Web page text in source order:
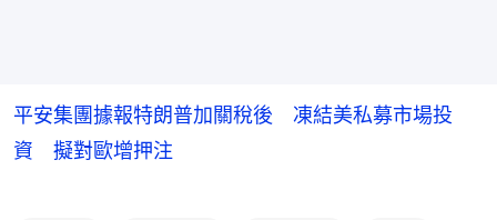
平安集團據報特朗普加關稅後 凍結美私募市場投
資 擬對歐增押注